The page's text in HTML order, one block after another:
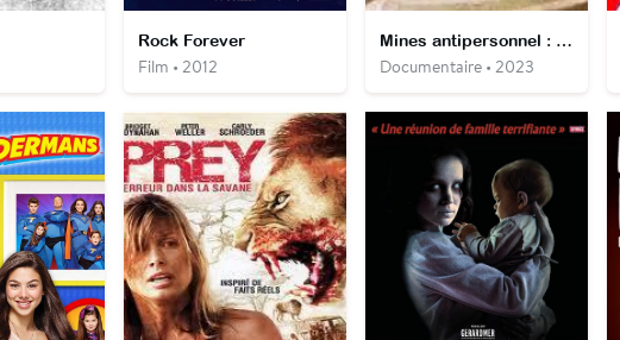
Rock Forever
Film • 2012
Mines antipersonnel : la guerre des lâches
Documentaire • 2023